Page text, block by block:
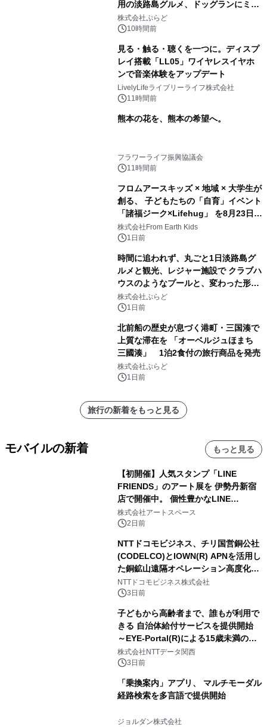
用の淡路島グルメ、ドッグランにミニ
プール グランピングとトレーラーハウ
スの2施設で
株式会社ぷらど
10時間前
見る・触る・聴くを一つに。ディスプ
レイ搭載「LL05」ワイヤレスイヤホ
ンで音楽体験をアップデート
LivelyLifeライブリーライフ株式会社
11時間前
熊本の花を、熊本の希望へ。
フラワーライフ振興協議会
11時間前
フロムアースキッズ × 地域 × 大学生が
創る、 子どもたちの「自育」イベント
「諸福ジーク×Lifehug」 を8月23日
(日)開催
株式会社From Earth Kids
1日前
時間に追われず、丸ごと1日淡路島グ
ルメと観光、レジャー施設で クラブハ
ウスのようなプールと、変わった形の
サウナも 「THE BOXY AWAJI」のお
得な素泊まり連泊プランで
株式会社ぷらど
1日前
北前船の歴史が息づく港町・三国湊で
上質な滞在を 「オーベルジュほまち
三國湊」 1泊2食付の旅行商品を発売
株式会社ぷらど
1日前
旅行の新着をもっと見る
モバイルの新着 もっと見る
【初開催】人気スタンプ「LINE
FRIENDS」のアート展を 伊勢丹新宿
店で開催中。 個性豊かなLINE
FRIENDSの仲間たちが インテリアア
ートとして新たな魅力を発信。
株式会社アートスペース
2日前
NTTドコモビジネス、チリ国営銅公社
(CODELCO)とIOWN(R) APNを活用し
た銅鉱山遠隔オペレーション高度化に
向けた調査・実証を開始
NTTドコモビジネス株式会社
3日前
子どもから高齢者まで、誰もが利用で
きる 自治体給付サービスを提供開始
～EYE-Portal(R)による15歳未満の本
人認証と デジタルデバイド対策で実現
～
株式会社NTTデータ関西
3日前
「乗換案内」アプリ、 マルチモーダル
経路検索を多言語で提供開始
ジョルダン株式会社